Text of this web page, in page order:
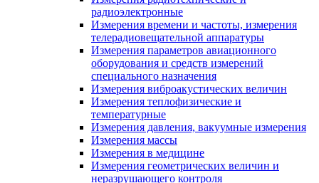
радиоэлектронные
Измерения времени и частоты, измерения
телерадиовещательной аппаратуры
Измерения параметров авиационного
оборудования и средств измерений
специального назначения
Измерения виброакустических величин
Измерения теплофизические и
температурные
Измерения давления, вакуумные измерения
Измерения массы
Измерения в медицине
Измерения геометрических величин и
неразрушающего контроля